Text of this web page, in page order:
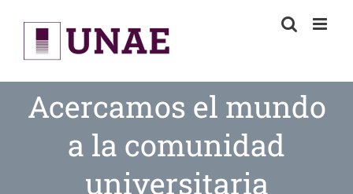
content
Acercamos el mundo
a la comunidad
universitaria